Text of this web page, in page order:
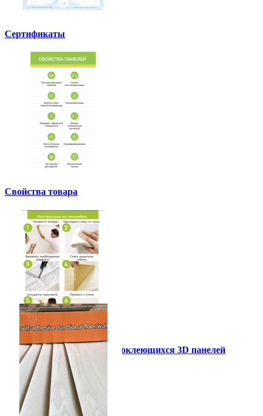
Сертификаты
Свойства товара
Инструкция установки самоклеющихся 3D панелей
Другие так же купили